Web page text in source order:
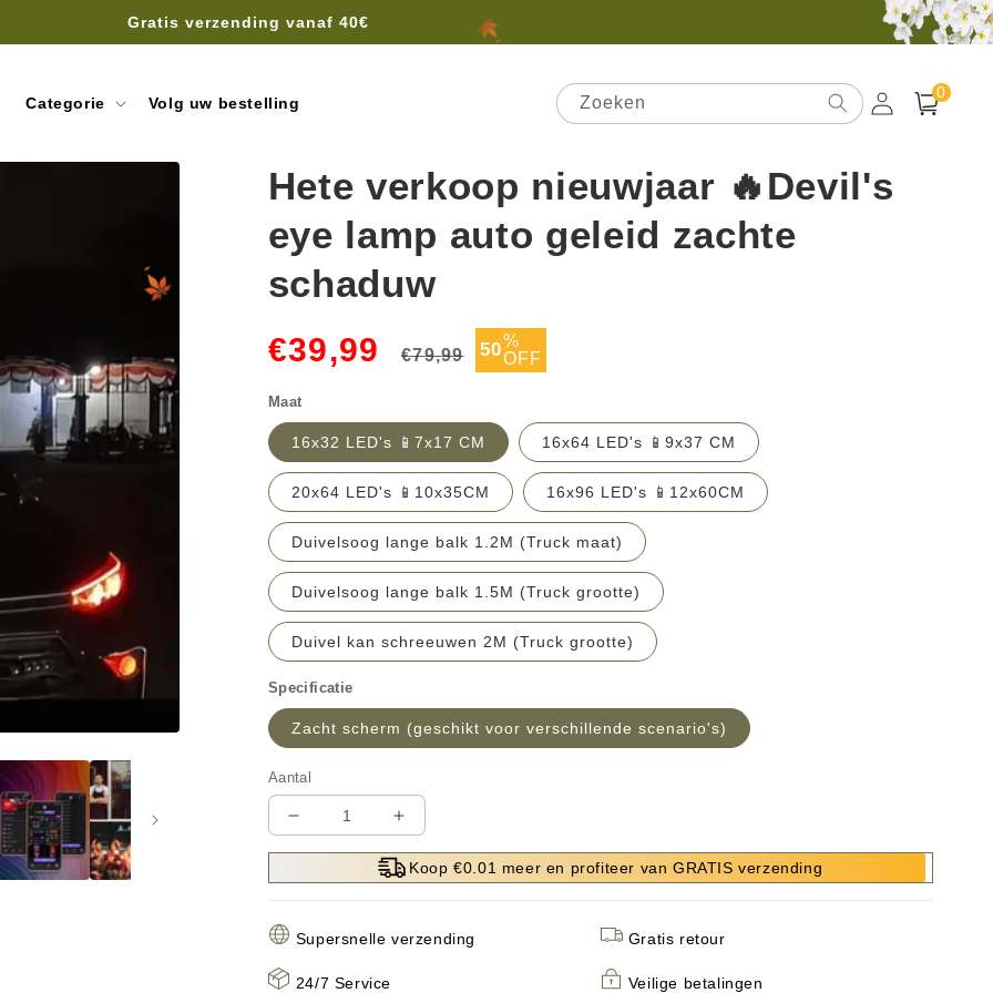
Gratis verzending vanaf 40€
Categorie Volg uw bestelling Zoeken Inloggen
Winkelwagen
0
artikelen
Hete verkoop nieuwjaar 🔥Devil's
eye lamp auto geleid zachte
schaduw
€39,99
Normale
prijs
€79,99
Aanbiedingsprijs
50%
OFF
Maat
16x32 LED's 📱7x17 CM 16x64 LED's 📱9x37 CM
20x64 LED's 📱10x35CM 16x96 LED's 📱12x60CM
Duivelsoog lange balk 1.2M (Truck maat)
Duivelsoog lange balk 1.5M (Truck grootte)
Duivel kan schreeuwen 2M (Truck grootte)
Specificatie
Zacht scherm (geschikt voor verschillende scenario's)
Aantal
Aantal
verlagen
nieuwjaar
Devil&#39;s
Aantal
verhogen
voor
nieuwjaar
Koop €0.01 meer en profiteer van GRATIS verzending
Supersnelle verzending Gratis retour
24/7 Service Veilige betalingen